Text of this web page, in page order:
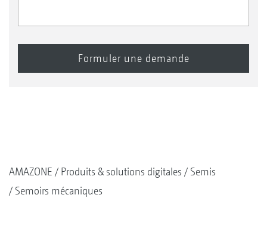
AMAZONE Produits & solutions digitales
Semis
Semoirs mécaniques